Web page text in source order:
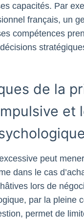
capacités. Par
français, un
compétences
de la
et
peut
dans le cas
lors de
par la pleine
permet de